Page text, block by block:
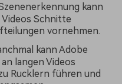
kann
Schnitte
vornehmen.
kann Adobe
langen Videos
Rucklern führen und